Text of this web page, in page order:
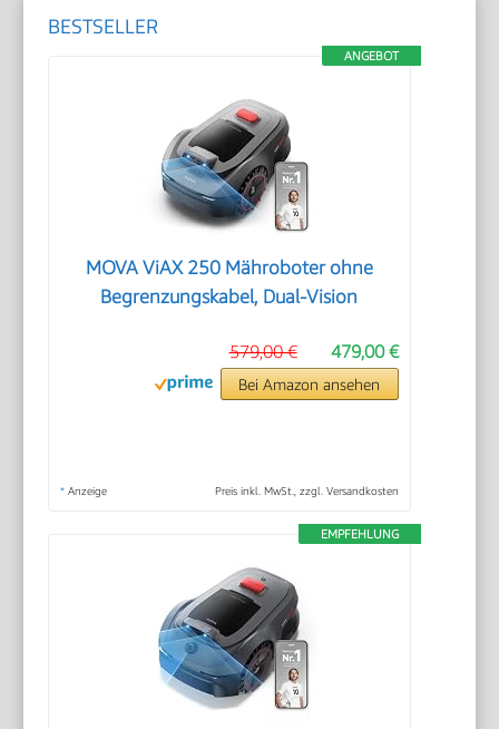
BESTSELLER
ANGEBOT
MOVA ViAX 250 Mähroboter ohne
Begrenzungskabel, Dual-Vision
479,00 €
579,00 €
Bei Amazon ansehen
* Anzeige Preis inkl. MwSt., zzgl. Versandkosten
EMPFEHLUNG